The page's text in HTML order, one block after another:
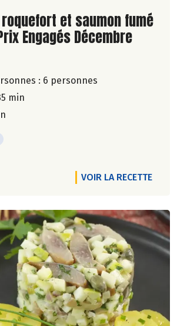
la recetteet saumon fumé
Engagés Décembre
: 6 personnes
min
VOIR LA RECETTE